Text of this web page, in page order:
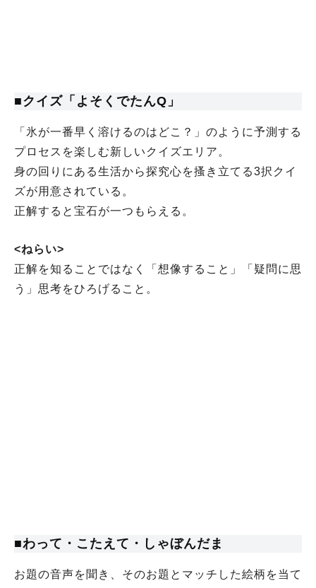
■クイズ「よそくでたんQ」
「氷が一番早く溶けるのはどこ？」のように予測する
プロセスを楽しむ新しいクイズエリア。
身の回りにある生活から探究心を搔き立てる3択クイ
ズが用意されている。
正解すると宝石が一つもらえる。
<ねらい>
正解を知ることではなく「想像すること」「疑問に思
う」思考をひろげること。
■わって・こたえて・しゃぼんだま
お題の音声を聞き、そのお題とマッチした絵柄を当て